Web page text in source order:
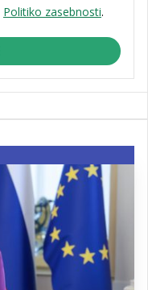
Politiko zasebnosti.